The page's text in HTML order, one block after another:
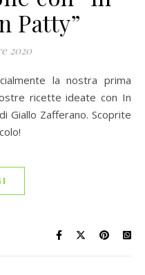
Patty”
2020
ricette ideate con In
Giallo Zafferano. Scoprite